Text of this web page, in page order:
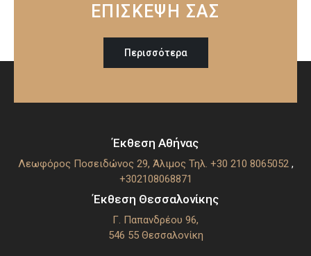
ΕΠΙΣΚΕΨΗ ΣΑΣ
Περισσότερα
Έκθεση Αθήνας
Λεωφόρος Ποσειδώνος 29, Άλιμος Τηλ. +30 210 8065052,
+302108068871
Έκθεση Θεσσαλονίκης
Γ. Παπανδρέου 96,
546 55 Θεσσαλoνίκη